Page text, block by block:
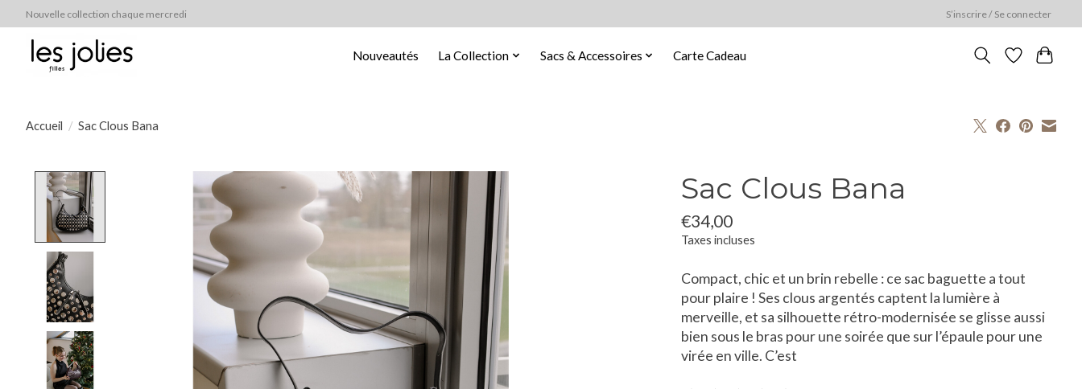
Nouvelle collection chaque mercredi S’inscrire / Se connecter
Nouveautés La Collection Sacs & Accessoires Carte Cadeau
Accueil / Sac Clous Bana
Product image slideshow Items Sac Clous Bana
€34,00
Taxes incluses
Compact, chic et un brin rebelle : ce sac baguette a tout
pour plaire ! Ses clous argentés captent la lumière à
merveille, et sa silhouette rétro-modernisée se glisse aussi
bien sous le bras pour une soirée que sur l’épaule pour une
virée en ville. C’est